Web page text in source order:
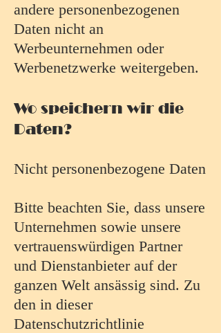
andere personenbezogenen
Daten nicht an
Werbeunternehmen oder
Werbenetzwerke weitergeben.
Wo speichern wir die
Daten?
Nicht personenbezogene Daten
Bitte beachten Sie, dass unsere
Unternehmen sowie unsere
vertrauenswürdigen Partner
und Dienstanbieter auf der
ganzen Welt ansässig sind. Zu
den in dieser
Datenschutzrichtlinie